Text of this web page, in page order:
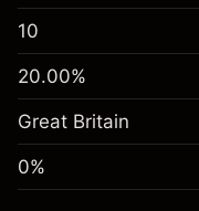
£1,000.00
-0.021271
%
(-£1.06)
£1,000.00
-0.000647
%
(-£0.03)
10
20.00%
Great Britain
0%